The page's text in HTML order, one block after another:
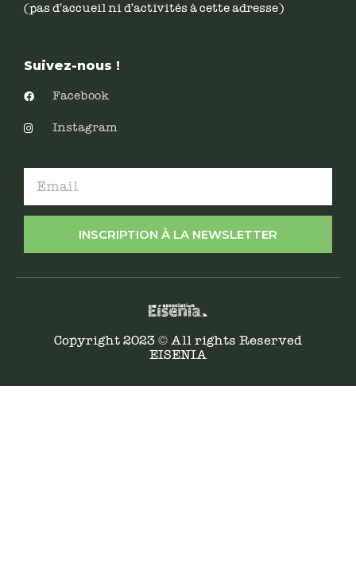
(pas d’accueil ni d’activités à cette adresse)
Suivez-nous !
Facebook
Instagram
INSCRIPTION À LA NEWSLETTER
Copyright 2023 © All rights Reserved
EISENIA